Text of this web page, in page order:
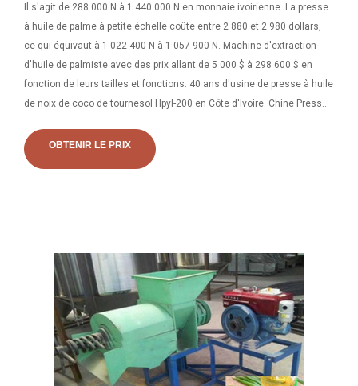
Il s'agit de 288 000 N à 1 440 000 N en monnaie ivoirienne. La presse
à huile de palme à petite échelle coûte entre 2 880 et 2 980 dollars,
ce qui équivaut à 1 022 400 N à 1 057 900 N. Machine d'extraction
d'huile de palmiste avec des prix allant de 5 000 $ à 298 600 $ en
fonction de leurs tailles et fonctions. 40 ans d'usine de presse à huile
de noix de coco de tournesol Hpyl-200 en Côte d'Ivoire. Chine Presse
de coco sur fr.made-in-china.com HPYL-200 presse à vis tournesol
graine de figue de barbarie presse à huile de noix de coco moulin
OBTENIR LE PRIX